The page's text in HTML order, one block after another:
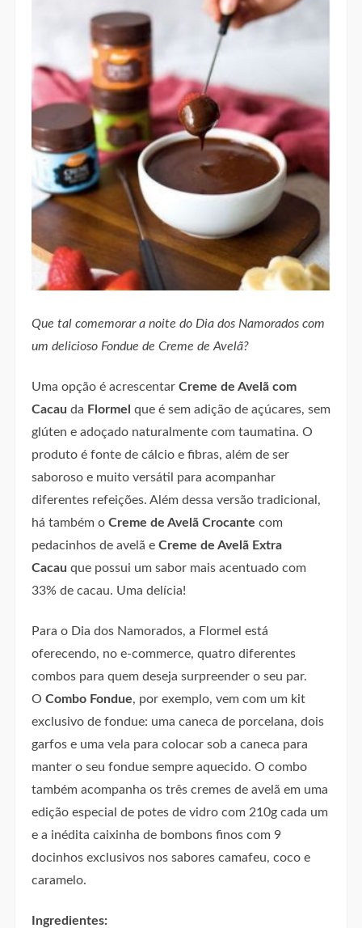
Que tal comemorar a noite do Dia dos Namorados com
um delicioso Fondue de Creme de Avelã?
Uma opção é acrescentar Creme de Avelã com
Cacau da Flormel que é sem adição de açúcares, sem
glúten e adoçado naturalmente com taumatina. O
produto é fonte de cálcio e fibras, além de ser
saboroso e muito versátil para acompanhar
diferentes refeições. Além dessa versão tradicional,
há também o Creme de Avelã Crocante com
pedacinhos de avelã e Creme de Avelã Extra
Cacau que possui um sabor mais acentuado com
33% de cacau. Uma delícia!
Para o Dia dos Namorados, a Flormel está
oferecendo, no e-commerce, quatro diferentes
combos para quem deseja surpreender o seu par.
O Combo Fondue, por exemplo, vem com um kit
exclusivo de fondue: uma caneca de porcelana, dois
garfos e uma vela para colocar sob a caneca para
manter o seu fondue sempre aquecido. O combo
também acompanha os três cremes de avelã em uma
edição especial de potes de vidro com 210g cada um
e a inédita caixinha de bombons finos com 9
docinhos exclusivos nos sabores camafeu, coco e
caramelo.
Ingredientes: